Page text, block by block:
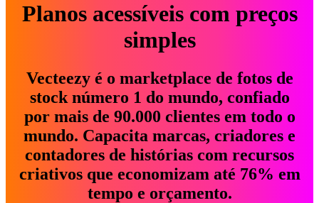
Planos acessíveis com preços
simples
Vecteezy é o marketplace de fotos de
stock número 1 do mundo, confiado
por mais de 90.000 clientes em todo o
mundo. Capacita marcas, criadores e
contadores de histórias com recursos
criativos que economizam até 76% em
tempo e orçamento.